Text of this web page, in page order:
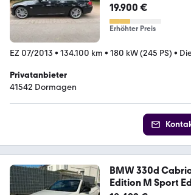
19.900 €
Erhöhter Preis
EZ 07/2013 • 134.100 km • 180 kW (245 PS) •
Privatanbieter
41542 Dormagen
BMW 330d
Edition M Sport